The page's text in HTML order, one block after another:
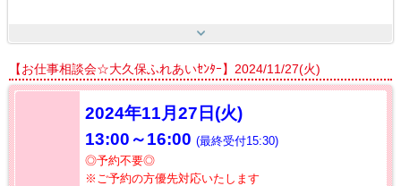
【呉羽射水エリア特集】スタッフ12名大募集!! [HB7]
【お仕事相談会☆流通会館】2026/8/21(金) PM開催
【お仕事相談会☆大久保ふれあいｾﾝﾀｰ】2026/8/26(水)
【お仕事相談会☆大久保ふれあいｾﾝﾀｰ】2024/11/27(火)
2024年11月27日(火)
13:00～16:00 (最終受付15:30)
◎予約不要◎
※ご予約の方優先対応いたします